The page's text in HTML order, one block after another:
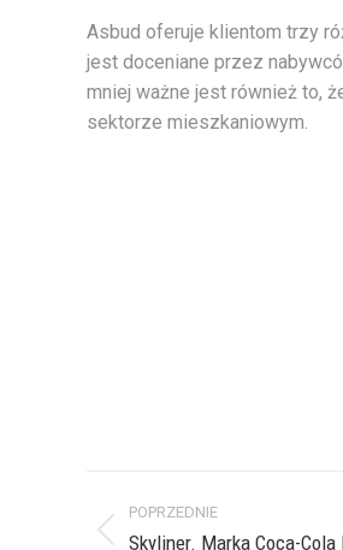
Asbud oferuje klientom trzy
jest doceniane przez
mniej ważne jest również to,
sektorze mieszkaniowym.
Nawigacja
POPRZEDNIE
Poprzedni
Skyliner. Marka Coca-